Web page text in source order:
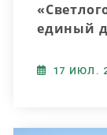
единый
17 ИЮЛ.